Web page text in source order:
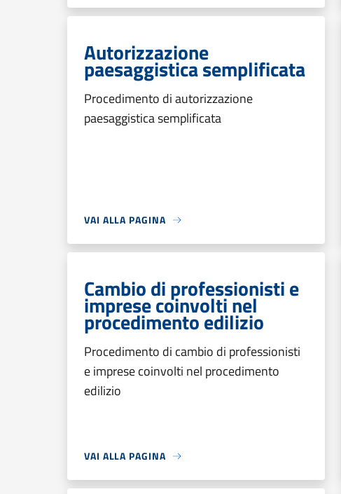
Autorizzazione
paesaggistica semplificata
Procedimento di autorizzazione
paesaggistica semplificata
VAI ALLA PAGINA
Cambio di professionisti e
imprese coinvolti nel
procedimento edilizio
Procedimento di cambio di professionisti
e imprese coinvolti nel procedimento
edilizio
VAI ALLA PAGINA